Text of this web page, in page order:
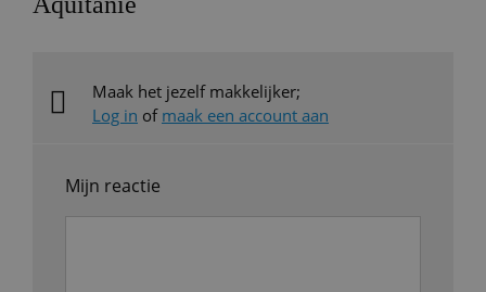
Maak het jezelf makkelijker;
Log in of maak een account aan
Mijn reactie